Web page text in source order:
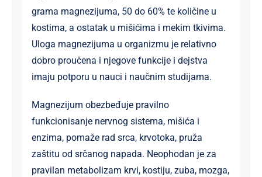
grama magnezijuma, 50 do 60% te količine u
kostima, a ostatak u mišićima i mekim tkivima.
Uloga magnezijuma u organizmu je relativno
dobro proučena i njegove funkcije i dejstva
imaju potporu u nauci i naučnim studijama.
Magnezijum obezbeđuje pravilno
funkcionisanje nervnog sistema, mišića i
enzima, pomaže rad srca, krvotoka, pruža
zaštitu od srčanog napada. Neophodan je za
pravilan metabolizam krvi, kostiju, zuba, mozga,